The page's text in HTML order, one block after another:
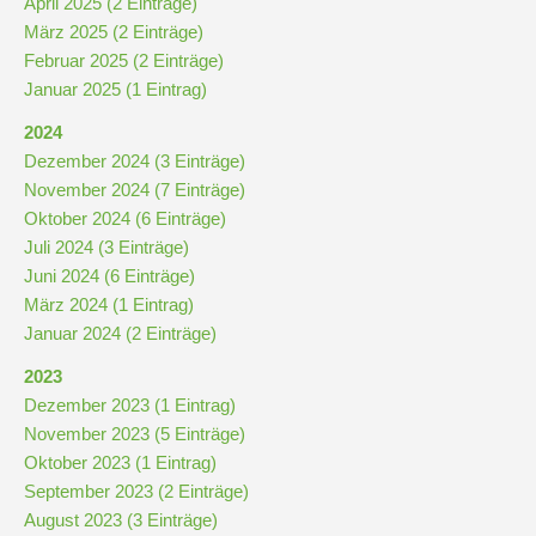
Stundenraster
Realschulbildungsgang
Stufe
5
und
6
Stufe
8
Stufe
9
März 2025 (2 Einträge)
Februar 2025 (2 Einträge)
Januar 2025 (1 Eintrag)
2024
Dezember 2024 (3 Einträge)
November 2024 (7 Einträge)
Oktober 2024 (6 Einträge)
Juli 2024 (3 Einträge)
Juni 2024 (6 Einträge)
März 2024 (1 Eintrag)
Januar 2024 (2 Einträge)
2023
Dezember 2023 (1 Eintrag)
November 2023 (5 Einträge)
Oktober 2023 (1 Eintrag)
September 2023 (2 Einträge)
August 2023 (3 Einträge)